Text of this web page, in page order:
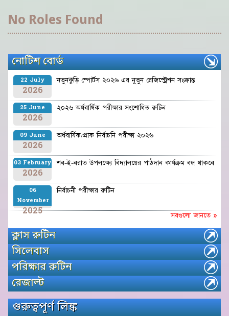
No Roles Found
নোটিশ বোর্ড
22 July
2026
নতুনকুড়ি স্পোর্টস ২০২৬ এর নুতুন রেজিস্ট্রেশন সংক্রান্ত
25 June
2026
২০২৬ অর্ধবার্ষিক পরীক্ষার সংশোধিত রুটিন
09 June
2026
অর্ধবার্ষিক/প্রাক নির্বাচনি পরীক্ষা ২০২৬
03 February
2026
শব-ই-বরাত উপলক্ষ্যে বিদ্যালয়ের পাঠদান কার্যক্রম বন্ধ থাকবে
06
November
2025
নির্বাচনী পরীক্ষার রুটিন
সবগুলো জানতে »
ক্লাস রুটিন
সিলেবাস
পরিক্ষার রুটিন
রেজাল্ট
গুরুত্বপূর্ণ লিঙ্ক